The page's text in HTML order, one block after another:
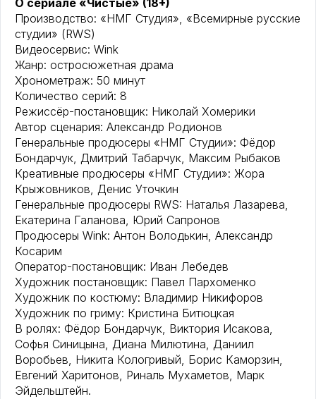
О сериале «Чистые» (18+)
Производство: «НМГ Студия», «Всемирные русские
студии» (RWS)
Видеосервис: Wink
Жанр: остросюжетная драма
Хронометраж: 50 минут
Количество серий: 8
Режиссёр-постановщик: Николай Хомерики
Автор сценария: Александр Родионов
Генеральные продюсеры «НМГ Студии»: Фёдор
Бондарчук, Дмитрий Табарчук, Максим Рыбаков
Креативные продюсеры «НМГ Студии»: Жора
Крыжовников, Денис Уточкин
Генеральные продюсеры RWS: Наталья Лазарева,
Екатерина Галанова, Юрий Сапронов
Продюсеры Wink: Антон Володькин, Александр
Косарим
Оператор-постановщик: Иван Лебедев
Художник постановщик: Павел Пархоменко
Художник по костюму: Владимир Никифоров
Художник по гриму: Кристина Битюцкая
В ролях: Фёдор Бондарчук, Виктория Исакова,
Софья Синицына, Диана Милютина, Даниил
Воробьев, Никита Кологривый, Борис Каморзин,
Евгений Харитонов, Риналь Мухаметов, Марк
Эйдельштейн.